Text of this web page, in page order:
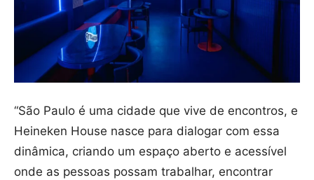
“São Paulo é uma cidade que vive de encontros, e
Heineken House nasce para dialogar com essa
dinâmica, criando um espaço aberto e acessível
onde as pessoas possam trabalhar, encontrar